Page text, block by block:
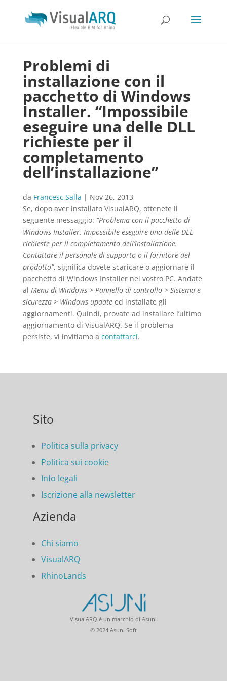
Problemi di
installazione con il
pacchetto di Windows
Installer. “Impossibile
eseguire una delle DLL
richieste per il
completamento
dell’installazione”
da Francesc Salla | Nov 26, 2013
Se, dopo aver installato VisualARQ, ottenete il
seguente messaggio: “Problema con il pacchetto di
Windows Installer. Impossibile eseguire una delle DLL
richieste per il completamento dell’installazione.
Contattare il personale di supporto o il fornitore del
prodotto”, significa dovete scaricare o aggiornare il
pacchetto di Windows Installer nel vostro PC. Andate
al Menu di Windows > Pannello di controllo > Sistema e
sicurezza > Windows updateed installate gli
aggiornamenti. Quindi, provate ad installare l’ultimo
aggiornamento di VisualARQ. Se il problema
persiste, vi invitiamo a contattarci.
Sito
Politica sulla privacy
Politica sui cookie
Info legali
Iscrizione alla newsletter
Azienda
Chi siamo
VisualARQ
RhinoLands
VisualARQ è un marchio di Asuni
© 2024 Asuni Soft